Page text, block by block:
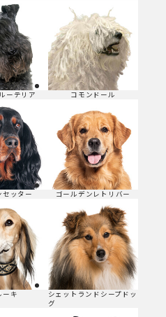
ーテリア コモンドール
セッター ゴールデンレトリバー
ーキ
シェットランドシープドッ
グ